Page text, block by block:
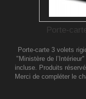
Porte-
Porte-carte 3 volets
"Ministère de
incluse. Produits
Merci de compléter le